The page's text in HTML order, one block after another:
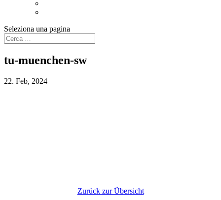
Seleziona una pagina
tu-muenchen-sw
22. Feb, 2024
Zurück zur Übersicht